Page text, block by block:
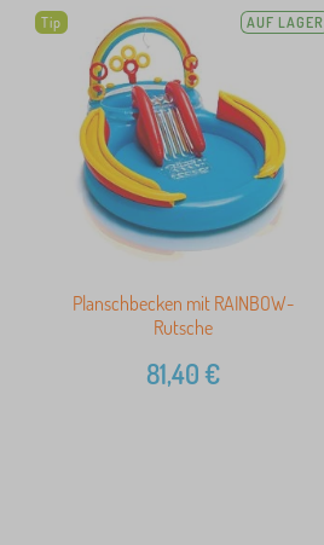
Tip AUF LAGER
Planschbecken mit RAINBOW-
Rutsche
81,40€